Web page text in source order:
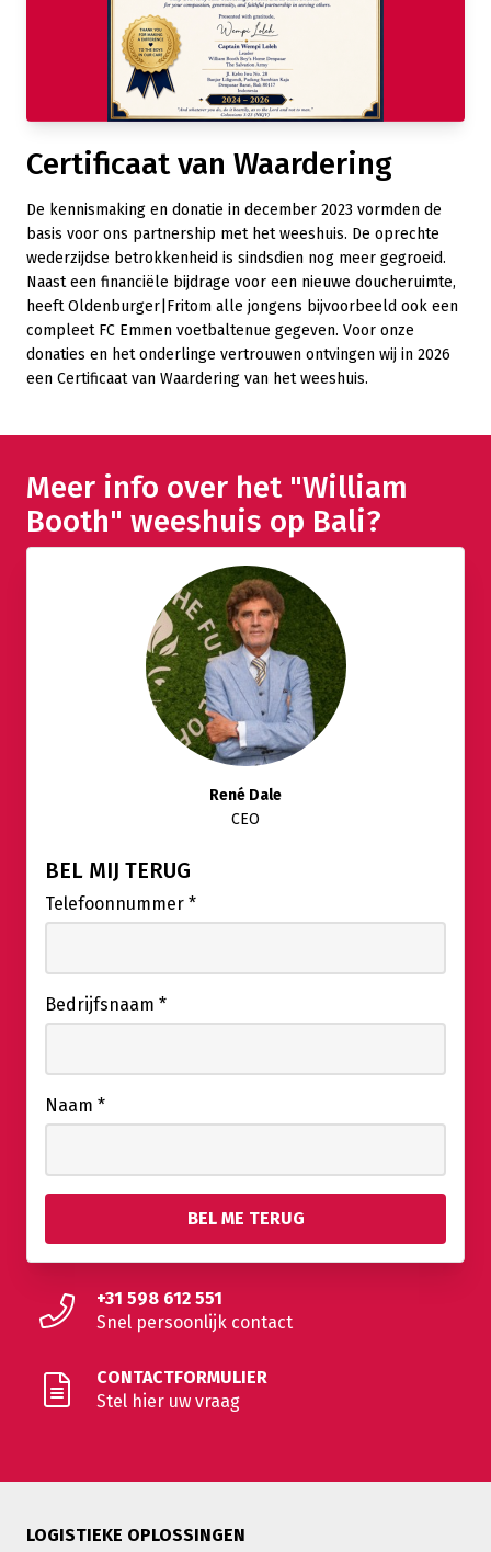
Certificaat van Waardering
De kennismaking en donatie in december 2023 vormden de
basis voor ons partnership met het weeshuis. De oprechte
wederzijdse betrokkenheid is sindsdien nog meer gegroeid.
Naast een financiële bijdrage voor een nieuwe doucheruimte,
heeft Oldenburger|Fritom alle jongens bijvoorbeeld ook een
compleet FC Emmen voetbaltenue gegeven. Voor onze
donaties en het onderlinge vertrouwen ontvingen wij in 2026
een Certificaat van Waardering van het weeshuis.
Meer info over het "William
Booth" weeshuis op Bali?
René Dale
CEO
BEL MIJ TERUG
Telefoonnummer *
Bedrijfsnaam *
Naam *
+31 598 612 551
Snel persoonlijk contact
CONTACTFORMULIER
Stel hier uw vraag
LOGISTIEKE OPLOSSINGEN